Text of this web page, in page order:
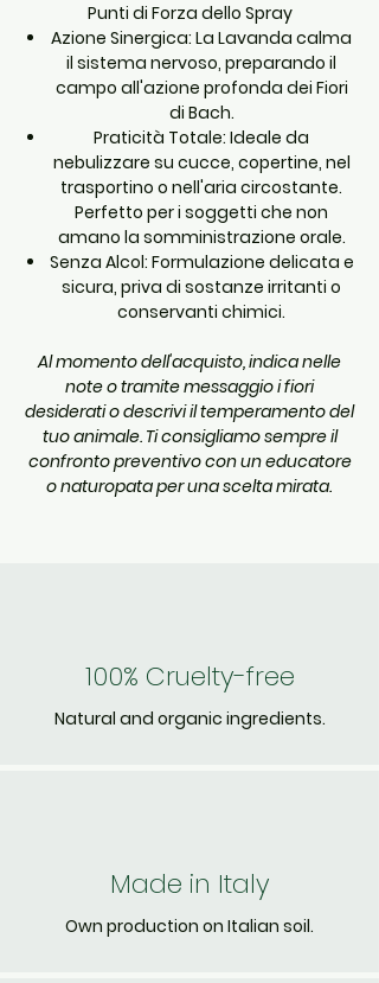
Punti di Forza dello Spray
Azione Sinergica: La Lavanda calma
il sistema nervoso, preparando il
campo all'azione profonda dei Fiori
di Bach.
Praticità Totale: Ideale da
nebulizzare su cucce, copertine, nel
trasportino o nell'aria circostante.
Perfetto per i soggetti che non
amano la somministrazione orale.
Senza Alcol: Formulazione delicata e
sicura, priva di sostanze irritanti o
conservanti chimici.
Al momento dell'acquisto, indica nelle
note o tramite messaggio i fiori
desiderati o descrivi il temperamento del
tuo animale. Ti consigliamo sempre il
confronto preventivo con un educatore
o naturopata per una scelta mirata.
100% Cruelty-free
Natural and organic ingredients.
Made in Italy
Own production on Italian soil.